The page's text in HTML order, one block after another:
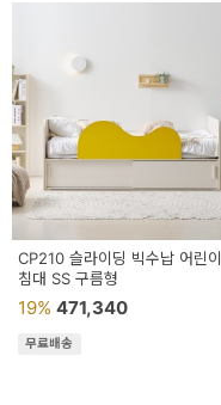
CP210 슬라이딩 빅수납 어린이
침대 SS 구름형
19% 471,340
무료배송